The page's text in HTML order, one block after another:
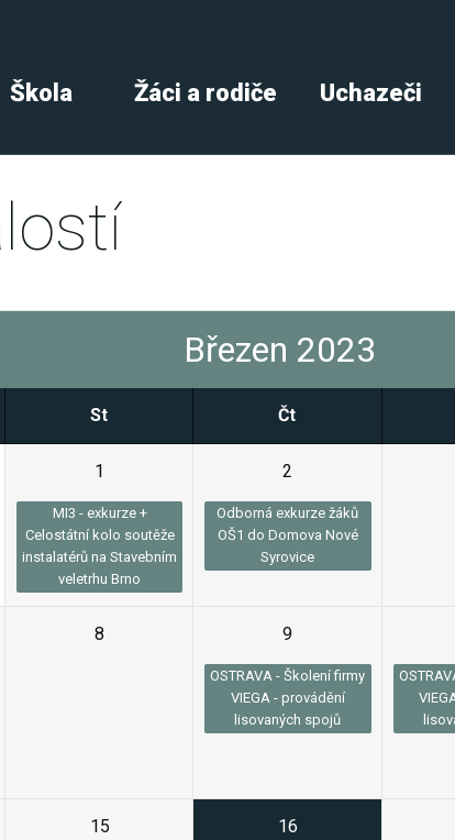
Škola Žáci a rodiče Uchazeči
Březen 2023
St Čt
1
MI3 - exkurze +
Celostátní kolo soutěže
instalatérů na Stavebním
veletrhu Brno
2
Odborná exkurze žáků
OŠ1 do Domova Nové
Syrovice
8 9
OSTRAVA - Školení firmy
VIEGA - provádění
lisovaných spojů
15 16